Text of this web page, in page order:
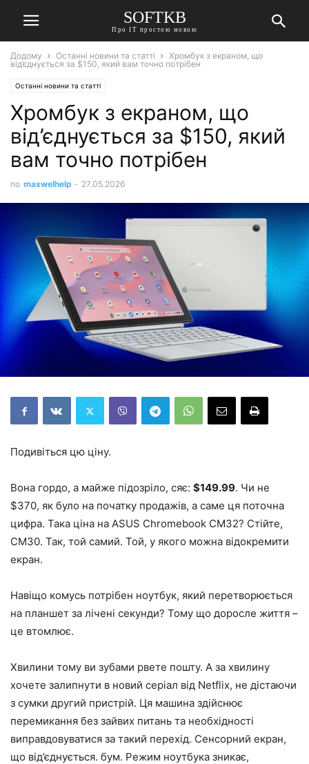
SOFTKB
Про ІТ простою мовою
Додому Останні новини та статті
Хромбук з екраном, що
від’єднується за $150, який вам точно потрібен
Останні новини та статті
Хромбук з екраном, що
від’єднується за $150, який
вам точно потрібен
по maxwelhelp - 27.05.2026
Подивіться цю ціну.
Вона гордо, а майже підозріло, сяє: $149.99. Чи не
$370, як було на початку продажів, а саме ця поточна
цифра. Така ціна на ASUS Chromebook CM32? Стійте,
CM30. Так, той самий. Той, у якого можна відокремити
екран.
Навіщо комусь потрібен ноутбук, який перетворюється
на планшет за лічені секунди? Тому що доросле життя –
це втомлює.
Хвилини тому ви зубами рвете пошту. А за хвилину
хочете залипнути в новий серіал від Netflix, не дістаючи
з сумки другий пристрій. Ця машина здійснює
перемикання без зайвих питань та необхідності
виправдовуватися за такий перехід. Сенсорний екран,
що від’єднується. бум. Режим ноутбука зникає,